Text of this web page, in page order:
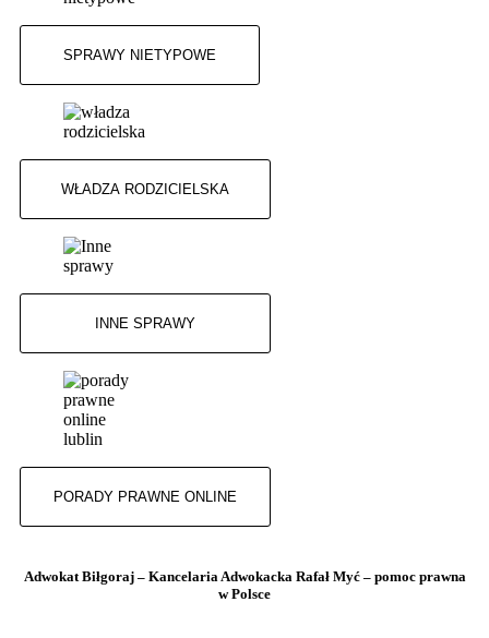
SPRAWY NIETYPOWE
WŁADZA RODZICIELSKA
INNE SPRAWY
PORADY PRAWNE ONLINE
Adwokat Biłgoraj – Kancelaria Adwokacka Rafał Myć – pomoc prawna
w Polsce